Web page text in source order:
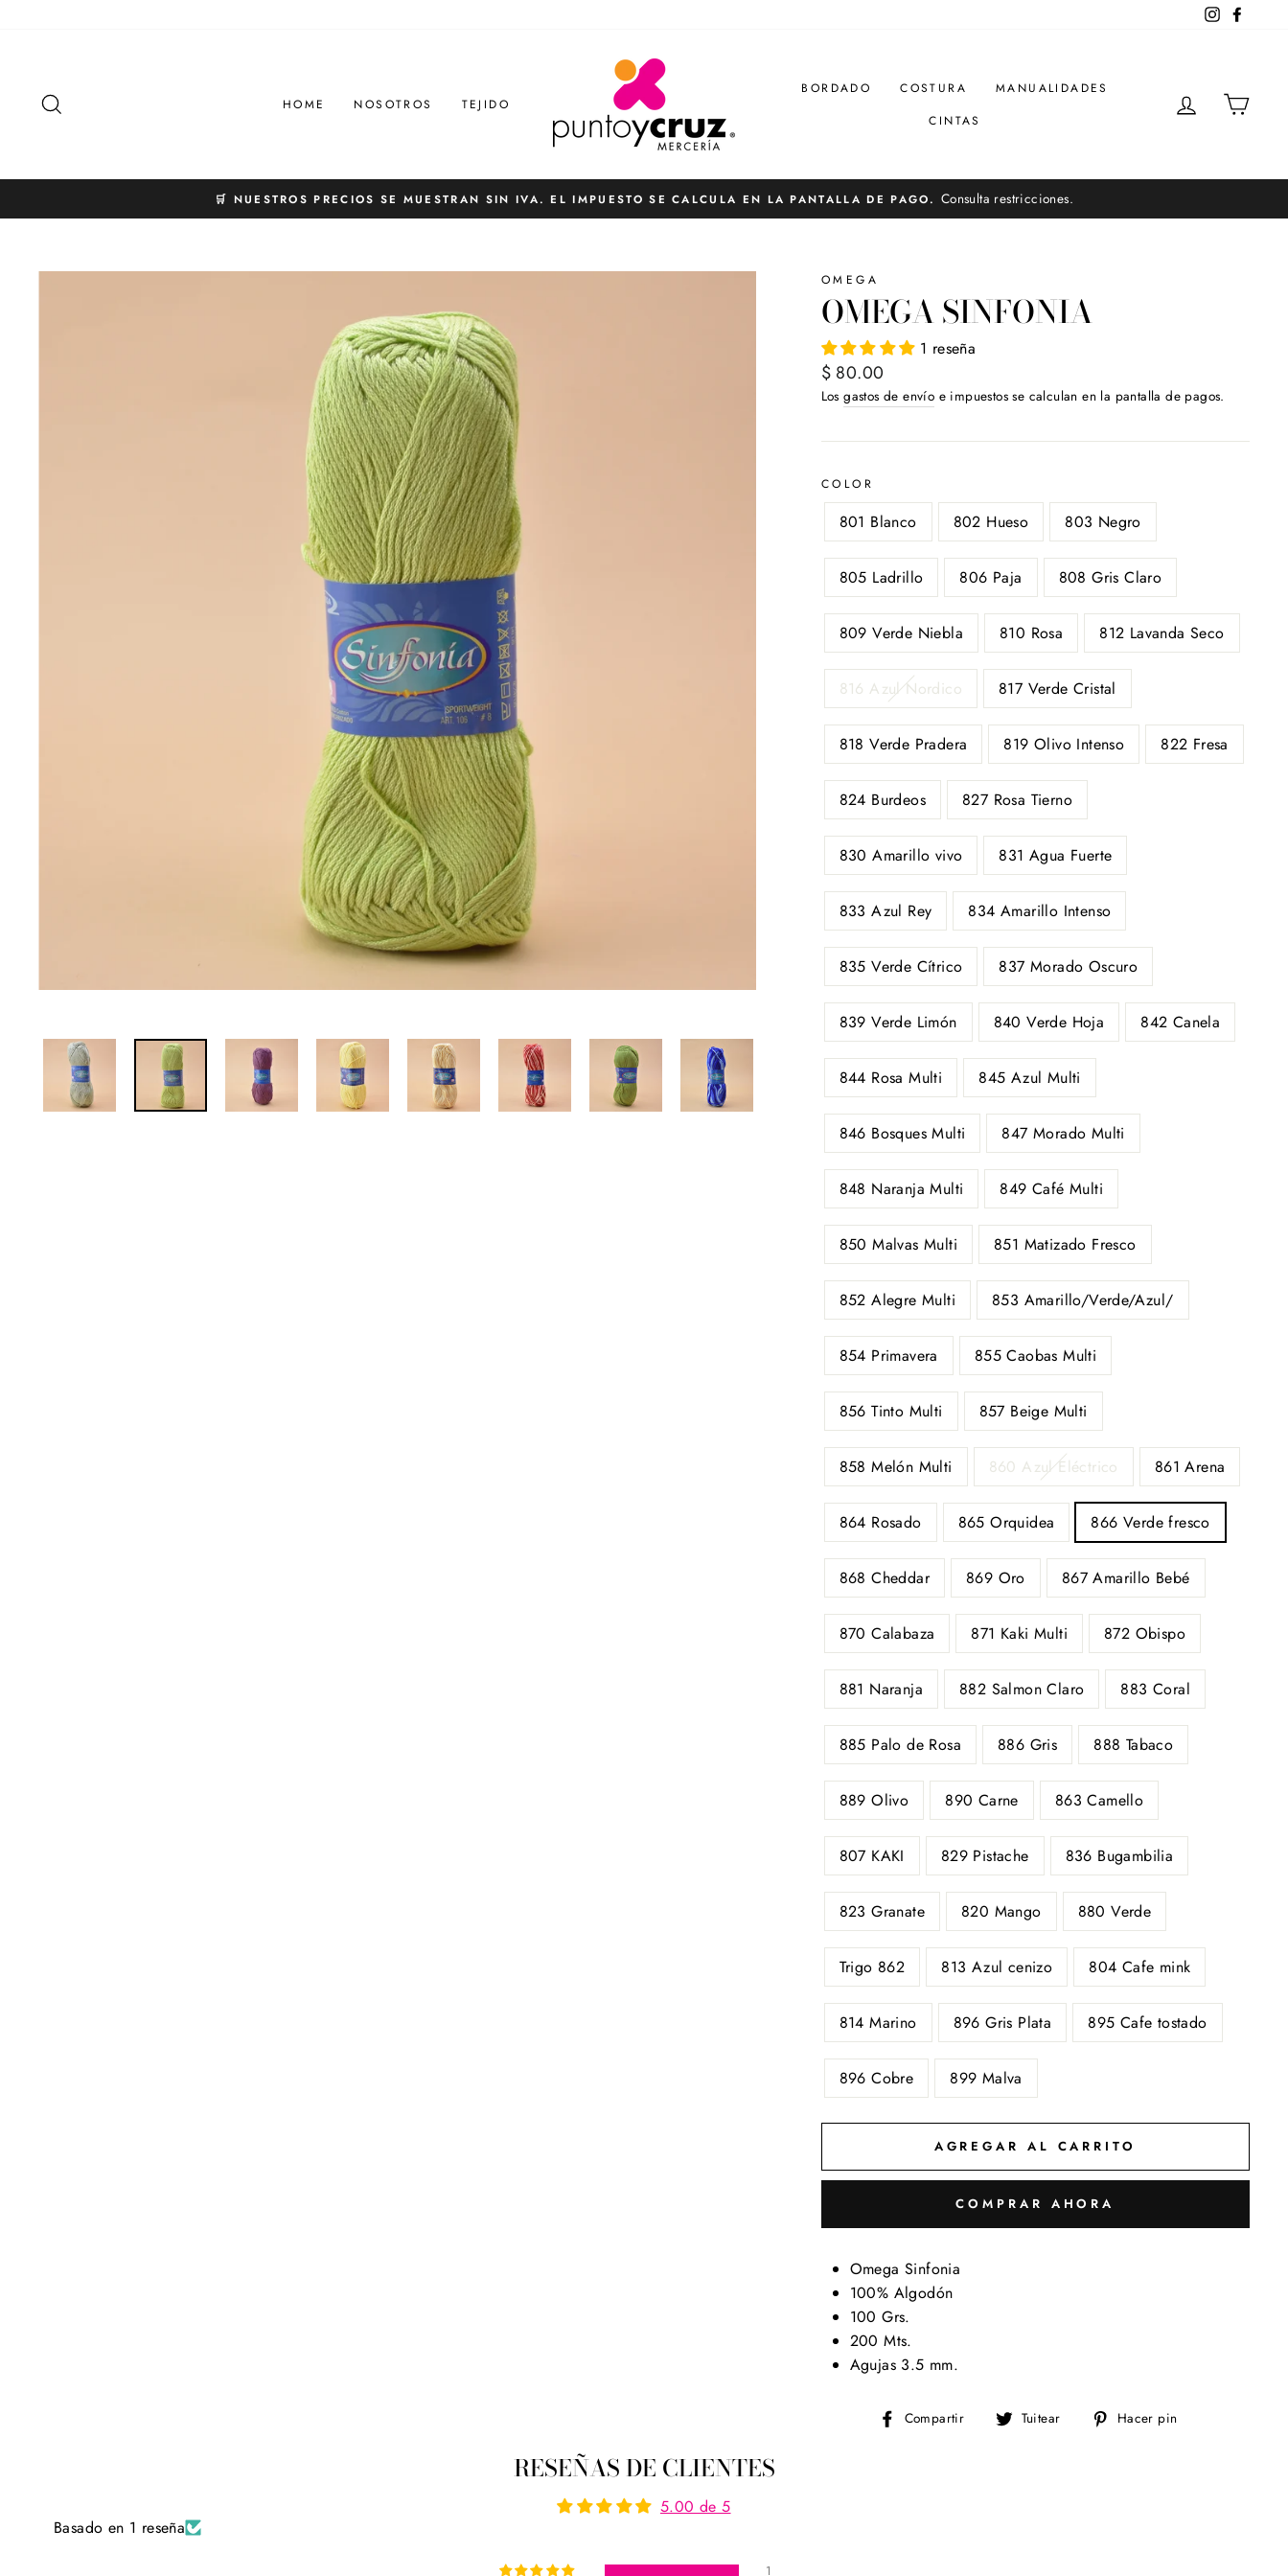
Instagram
HOME NOSOTROS TEJIDO
BORDADO COSTURA
MANUALIDADES
CINTAS
INGRESAR
diapositivas
🛒 NUESTROS PRECIOS SE MUESTRAN SIN IVA. EL IMPUESTO SE CALCULA EN LA PANTALLA DE PAGO. Consulta restricciones.
OMEGA
OMEGA SINFONIA
1 reseña
Precio
habitual
$ 80.00
Losgastos de envío e impuestos se calculan en la pantalla de pagos.
COLOR
801 Blanco 802 Hueso 803 Negro
805 Ladrillo 806 Paja 808 Gris Claro
809 Verde Niebla 810 Rosa 812 Lavanda Seco
816 Azul Nordico 817 Verde Cristal
818 Verde Pradera 819 Olivo Intenso 822 Fresa
824 Burdeos 827 Rosa Tierno
830 Amarillo vivo 831 Agua Fuerte
833 Azul Rey 834 Amarillo Intenso
835 Verde Cítrico 837 Morado Oscuro
839 Verde Limón 840 Verde Hoja 842 Canela
844 Rosa Multi 845 Azul Multi
846 Bosques Multi 847 Morado Multi
848 Naranja Multi 849 Café Multi
850 Malvas Multi 851 Matizado Fresco
852 Alegre Multi 853 Amarillo/Verde/Azul/
854 Primavera 855 Caobas Multi
856 Tinto Multi 857 Beige Multi
858 Melón Multi 860 Azul Eléctrico 861 Arena
864 Rosado 865 Orquidea 866 Verde fresco
868 Cheddar 869 Oro 867 Amarillo Bebé
870 Calabaza 871 Kaki Multi 872 Obispo
881 Naranja 882 Salmon Claro 883 Coral
885 Palo de Rosa 886 Gris 888 Tabaco
889 Olivo 890 Carne 863 Camello
807 KAKI 829 Pistache 836 Bugambilia
823 Granate 820 Mango 880 Verde
Trigo 862 813 Azul cenizo 804 Cafe mink
814 Marino 896 Gris Plata 895 Cafe tostado
896 Cobre 899 Malva
AGREGAR AL CARRITO
COMPRAR AHORA
Omega Sinfonia
100% Algodón
100 Grs.
200 Mts.
Agujas 3.5 mm.
Compartir
Compartir
Tuitear
TuitearHacer pin
RESEÑAS DE CLIENTES
5.00 de 5
Basado en 1 reseña
1